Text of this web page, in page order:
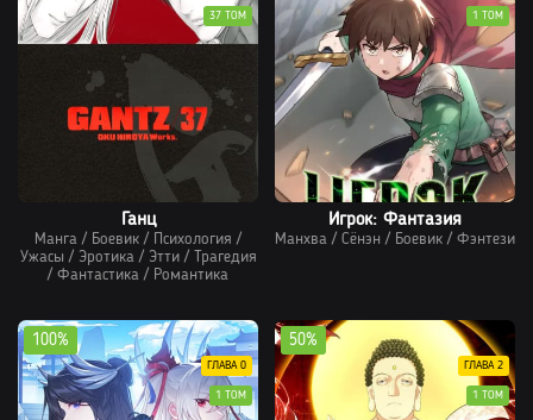
Ганц
Манга / Боевик / Психология /
Ужасы / Эротика/ Этти/
Трагедия
/ Фантастика / Романтика
37 ТОМ
Игрок: Фантазия
Манхва / Сёнэн / Боевик / Фэнтези
1 ТОМ
100%
ГЛАВА 0
1 ТОМ
50%
ГЛАВА 2
1 ТОМ